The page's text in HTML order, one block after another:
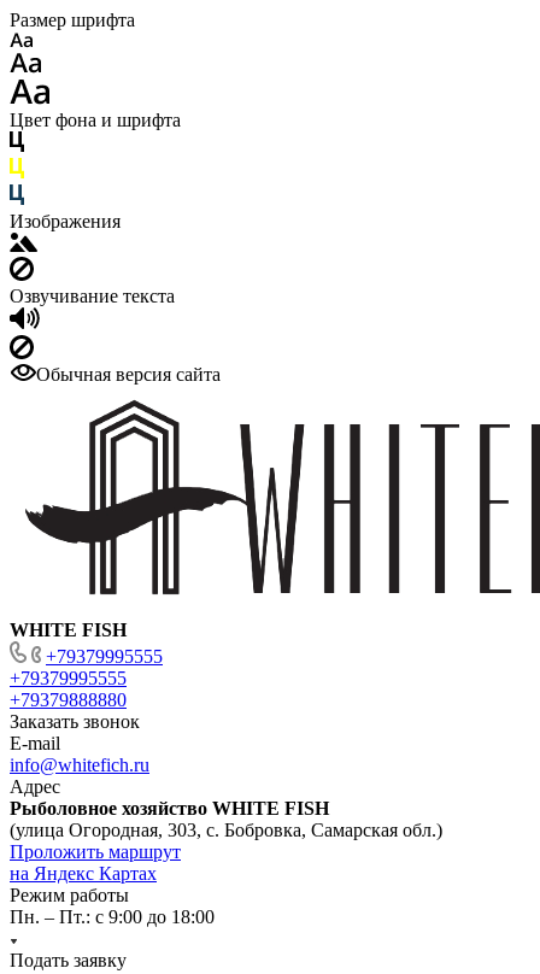
Размер шрифта
Цвет фона и шрифта
Изображения
Озвучивание текста
Обычная версия сайта
WHITE FISH
+79379995555
+79379995555
+79379888880
Заказать звонок
E-mail
info@whitefich.ru
Адрес
Рыболовное хозяйство WHITE FISH
(улица Огородная, 303, с. Бобровка, Самарская обл.)
Проложить маршрут
на Яндекс Картах
Режим работы
Пн. – Пт.: с 9:00 до 18:00
Подать заявку